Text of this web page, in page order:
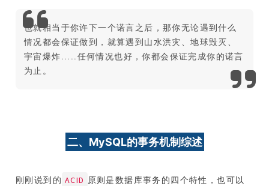
也就相当于你许下一个诺言之后，那你无论遇到什么
情况都会保证做到，就算遇到山水洪灾、地球毁灭、
宇宙爆炸.....任何情况也好，你都会保证完成你的诺言
为止。
二、MySQL的事务机制综述
刚刚说到的 ACID 原则是数据库事务的四个特性，也可以